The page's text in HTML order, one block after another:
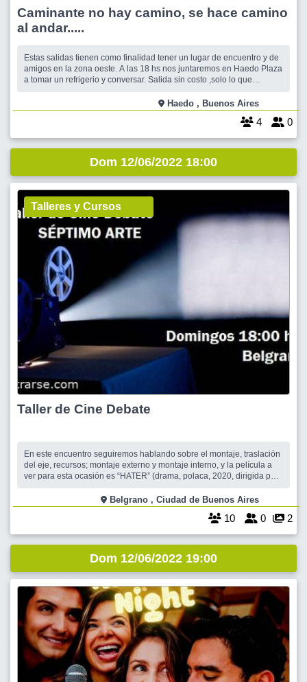
Caminante no hay camino, se hace camino
al andar.....
Estas salidas tienen como finalidad tener un lugar de encuentro y de
amigos en la zona oeste. A las 18 hs nos juntaremos en Haedo Plaza
a tomar un refrigerio y conversar. Salida sin costo ,solo lo que
LUGAR DE ENCUENTRO: AVENIDA PERÓN(Ex Gaona) Y
FRATERNIDAD Haedo Plaza. Si venís por
Haedo , Buenos Aires
4 0
Dom 12/06/2022 18:00
Talleres y Cursos
Taller de Cine Debate
En este encuentro seguiremos hablando sobre el montaje, traslación
del eje, recursos; montaje externo y montaje interno, y la película a
ver para esta ocasión es “HATER” (drama, polaca, 2020, dirigida por
o con este link: https://www.netflix.com/title/81270667 La/os espero
Belgrano , Ciudad de Buenos Aires
10 0 2
Dom 12/06/2022 19:00